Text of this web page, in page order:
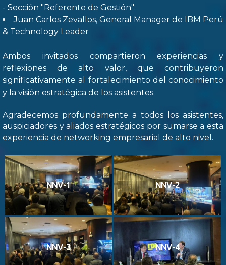
- Sección "Referente de Gestión":
Juan Carlos Zevallos, General Manager de IBM Perú
& Technology Leader
Ambos invitados compartieron experiencias y
reflexiones de alto valor, que contribuyeron
significativamente al fortalecimiento del conocimiento
y la visión estratégica de los asistentes.
Agradecemos profundamente a todos los asistentes,
auspiciadores y aliados estratégicos por sumarse a esta
experiencia de networking empresarial de alto nivel.
NNV-1 NNV-2
NNV-3 NNV-4